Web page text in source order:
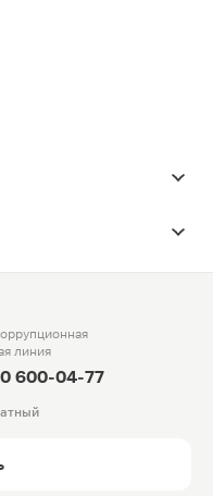
линия
600-04-77